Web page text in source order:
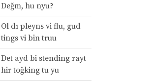
Değm, hu nyu?
Ol dı pleyns vi flu, gud
tings vi bin truu
Det ayd bi stending rayt
hir toğking tu yu